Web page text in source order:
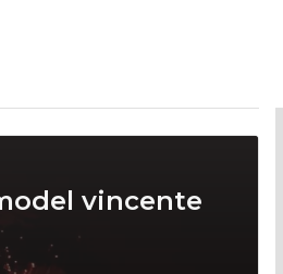
vincente